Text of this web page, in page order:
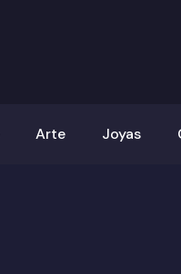
Arte Joyas